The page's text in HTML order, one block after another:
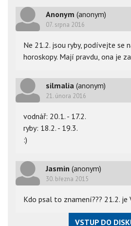
Anonym (anonym)
07. srpna 2016
Ne 21.2. jsou ryby, podívejte se
horoskopy. Mají pravdu, ona je
silmalia (anonym)
21. února 2016
vodnář: 20.1. - 17.2.
ryby: 18.2. - 19.3.
:)
Jasmin (anonym)
30. března 2015
Kdo psal to znamení??? 21.2. je
VSTUP DO